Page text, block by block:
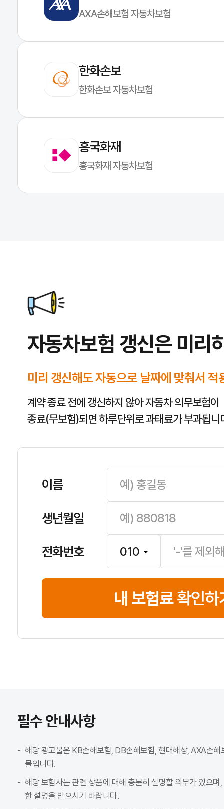
AXA손해보험 자동차보험
한화손보
한화손보 자동차보험
흥국화재
흥국화재 자동차보험
자동차보험 갱신은 미리
미리 갱신해도 자동으로 날짜에 맞춰서 적
계약 종료 전에 갱신하지 않아 자동차 의무보험이
종료(무보험)되면 하루단위로 과태료가 부과됩니
이름
생년월일
전화번호
내 보험료 확인하
필수 안내사항
해당 광고물은 KB손해보험, DB손해보험, 현대해상, AXA손
물입니다.
해당 보험사는 관련 상품에 대해 충분히 설명할 의무가 있으
한 설명을 받으시기 바랍니다.